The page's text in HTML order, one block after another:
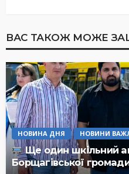
ВАС ТАКОЖ МОЖЕ
НОВИНА ДНЯ НОВИНИ
Ще один шкільний
Борщагівської